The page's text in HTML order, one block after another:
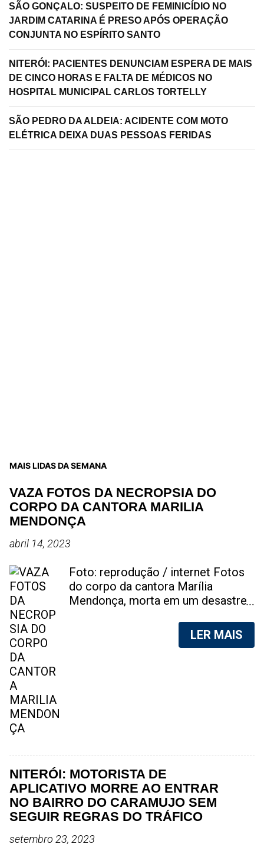
SÃO GONÇALO: SUSPEITO DE FEMINICÍDIO NO
JARDIM CATARINA É PRESO APÓS OPERAÇÃO
CONJUNTA NO ESPÍRITO SANTO
NITERÓI: PACIENTES DENUNCIAM ESPERA DE MAIS
DE CINCO HORAS E FALTA DE MÉDICOS NO
HOSPITAL MUNICIPAL CARLOS TORTELLY
SÃO PEDRO DA ALDEIA: ACIDENTE COM MOTO
ELÉTRICA DEIXA DUAS PESSOAS FERIDAS
MAIS LIDAS DA SEMANA
VAZA FOTOS DA NECROPSIA DO
CORPO DA CANTORA MARILIA
MENDONÇA
abril 14, 2023
Foto: reprodução / internet Fotos
do corpo da cantora Marília
Mendonça, morta em um desastre
foram vazadas na internet. A
divulgação de fotos do corpo de
vendendo as fotos. Cada foto, no
valor de R$20 (Vinte reais). A
assessoria da família de Marília
Mendonça, se pronunciou sobre o
caso. "Estamos todos chocados,
algo desta natureza existir, e de
LER MAIS
NITERÓI: MOTORISTA DE
APLICATIVO MORRE AO ENTRAR
NO BAIRRO DO CARAMUJO SEM
SEGUIR REGRAS DO TRÁFICO
setembro 23, 2023